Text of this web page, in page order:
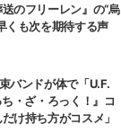
のフリーレン』の“烏
くも次を期待する声
バンドが体で「U.F.
・ざ・ろっく！』コ
け持ち方がコスメ」